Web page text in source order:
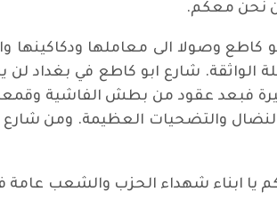
نحن معكم.
كاطع وصولا الى معاملها ودكاكينها
الواثقة. شارع ابو كاطع في بغداد
فبعد عقود من بطش الفاشية
والتضحيات العظيمة. ومن
يا ابناء شهداء الحزب والشعب